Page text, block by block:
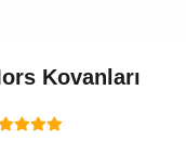
Kovanları